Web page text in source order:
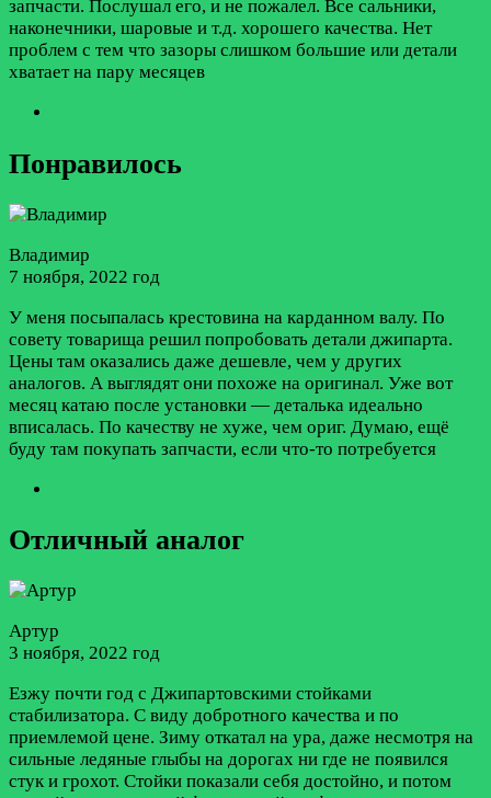
запчасти. Послушал его, и не пожалел. Все сальники,
наконечники, шаровые и т.д. хорошего качества. Нет
проблем с тем что зазоры слишком большие или детали
хватает на пару месяцев
Понравилось
Владимир
7 ноября, 2022 год
У меня посыпалась крестовина на карданном валу. По
совету товарища решил попробовать детали джипарта.
Цены там оказались даже дешевле, чем у других
аналогов. А выглядят они похоже на оригинал. Уже вот
месяц катаю после установки — деталька идеально
вписалась. По качеству не хуже, чем ориг. Думаю, ещё
буду там покупать запчасти, если что-то потребуется
Отличный аналог
Артур
3 ноября, 2022 год
Езжу почти год с Джипартовскими стойками
стабилизатора. С виду добротного качества и по
приемлемой цене. Зиму откатал на ура, даже несмотря на
сильные ледяные глыбы на дорогах ни где не появился
стук и грохот. Стойки показали себя достойно, и потом